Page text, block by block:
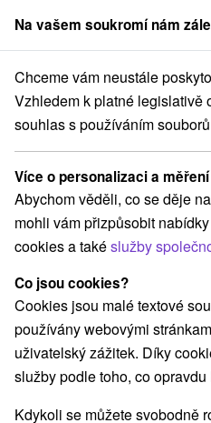
člen skupinySorger
Pobyty na Slovensku
Pobyty v lázních
Kategorie
Všechny kategorie
Pobyty v
Wellness pobyty(54)
Romantické pobyty
Rodinné pobyty(45)
Vyberte lokalitu nebo
Nejprodávanější
Na vašem soukromí nám
Chceme vám neustále
Vzhledem k platné legislativě
souhlas s používáním
Více o personalizaci a měření
Abychom věděli, co se děje
mohli vám přizpůsobit
cookies a takéslužby
Co jsou cookies?
Cookies jsou malé textové
používány webovými
uživatelský zážitek. Díky
služby podle toho, co
Kdykoli se můžete svobodně